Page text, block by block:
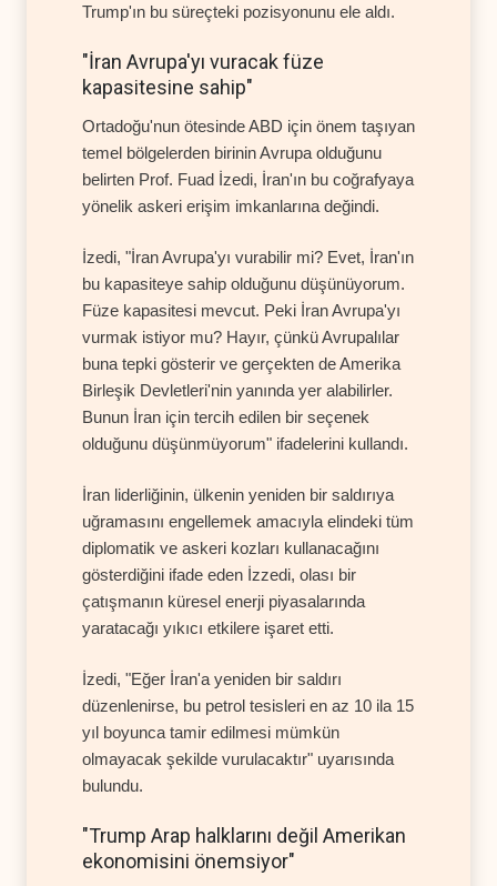
Trump'ın bu süreçteki pozisyonunu ele aldı.
"İran Avrupa'yı vuracak füze
kapasitesine sahip"
Ortadoğu'nun ötesinde ABD için önem taşıyan
temel bölgelerden birinin Avrupa olduğunu
belirten Prof. Fuad İzedi, İran'ın bu coğrafyaya
yönelik askeri erişim imkanlarına değindi.
İzedi, "İran Avrupa'yı vurabilir mi? Evet, İran'ın
bu kapasiteye sahip olduğunu düşünüyorum.
Füze kapasitesi mevcut. Peki İran Avrupa'yı
vurmak istiyor mu? Hayır, çünkü Avrupalılar
buna tepki gösterir ve gerçekten de Amerika
Birleşik Devletleri'nin yanında yer alabilirler.
Bunun İran için tercih edilen bir seçenek
olduğunu düşünmüyorum" ifadelerini kullandı.
İran liderliğinin, ülkenin yeniden bir saldırıya
uğramasını engellemek amacıyla elindeki tüm
diplomatik ve askeri kozları kullanacağını
gösterdiğini ifade eden İzzedi, olası bir
çatışmanın küresel enerji piyasalarında
yaratacağı yıkıcı etkilere işaret etti.
İzedi, "Eğer İran'a yeniden bir saldırı
düzenlenirse, bu petrol tesisleri en az 10 ila 15
yıl boyunca tamir edilmesi mümkün
olmayacak şekilde vurulacaktır" uyarısında
bulundu.
"Trump Arap halklarını değil Amerikan
ekonomisini önemsiyor"